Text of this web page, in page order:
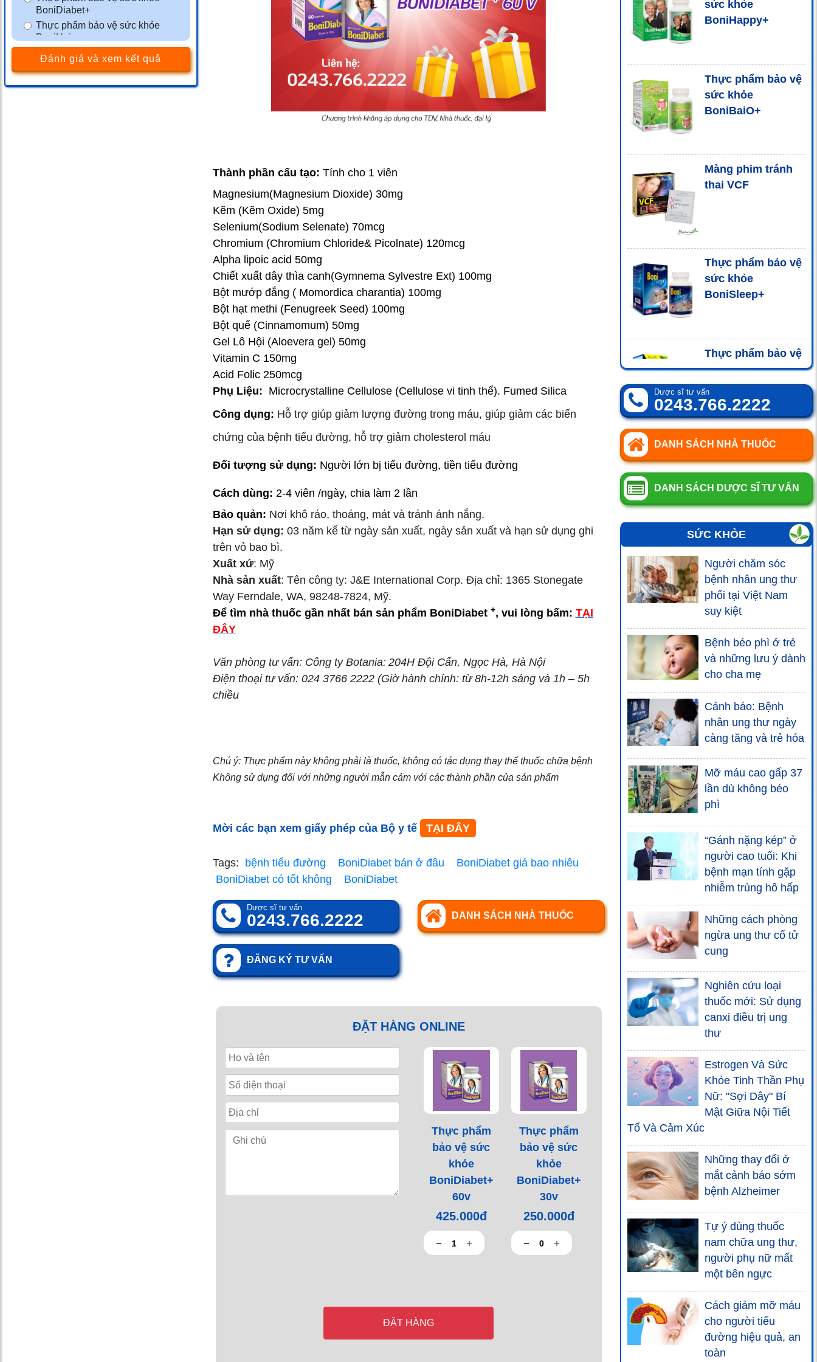
BoniDiabet+
Thực phẩm bảo vệ sức khỏe
BoniHair
Thực phẩm bảo vệ sức khỏe
BoniSleep+
BoniSeal+
Đánh giá và xem kết quả
Thành phần cấu tạo: Tính cho 1 viên
Magnesium(Magnesium Dioxide) 30mg
Kẽm (Kẽm Oxide) 5mg
Selenium(Sodium Selenate) 70mcg
Chromium (Chromium Chloride& Picolnate) 120mcg
Alpha lipoic acid 50mg
Chiết xuất dây thìa canh(Gymnema Sylvestre Ext) 100mg
Bột mướp đắng ( Momordica charantia) 100mg
Bột hạt methi (Fenugreek Seed) 100mg
Bột quế (Cinnamomum) 50mg
Gel Lô Hội (Aloevera gel) 50mg
Vitamin C 150mg
Acid Folic 250mcg
Phụ Liệu: Microcrystalline Cellulose (Cellulose vi tinh thể). Fumed Silica
Công dụng: Hỗ trợ giúp giảm lượng đường trong máu, giúp giảm các biến
chứng của bệnh tiểu đường, hỗ trợ giảm cholesterol máu
Đối tượng sử dụng: Người lớn bị tiểu đường, tiền tiểu đường
Cách dùng: 2-4 viên /ngày, chia làm 2 lần
Bảo quản: Nơi khô ráo, thoáng, mát và tránh ánh nắng.
Hạn sử dụng: 03 năm kể từ ngày sản xuất, ngày sản xuất và hạn sử dụng ghi
trên vỏ bao bì.
Xuất xứ: Mỹ
Nhà sản xuất: Tên công ty: J&E International Corp. Địa chỉ: 1365 Stonegate
Way Ferndale, WA, 98248-7824, Mỹ.
Để tìm nhà thuốc gần nhất bán sản phẩm BoniDiabet +, vui lòng bấm: TẠI
ĐÂY
Văn phòng tư vấn: Công ty Botania: 204H Đội Cấn, Ngọc Hà, Hà Nội
Điện thoại tư vấn: 024 3766 2222 (Giờ hành chính: từ 8h-12h sáng và 1h – 5h
chiều
Chú ý: Thực phẩm này không phải là thuốc, không có tác dụng thay thế thuốc chữa bệnh
Không sử dụng đối với những người mẫn cảm với các thành phần của sản phẩm
Mời các bạn xem giấy phép của Bộ y tế TẠI ĐÂY
Tags: bệnh tiểu đường BoniDiabet bán ở đâu
BoniDiabet giá bao nhiêu
BoniDiabet có tốt không
BoniDiabet
Dược sĩ tư vấn
0243.766.2222 DANH SÁCH NHÀ THUỐC
ĐĂNG KÝ TƯ VẤN
ĐẶT HÀNG ONLINE
Thực phẩm
bảo vệ sức
khỏe
BoniDiabet+
60v
425.000đ
Thực phẩm
bảo vệ sức
khỏe
BoniDiabet+
30v
250.000đ
ĐẶT HÀNG
sức khỏe
BoniHappy+
Thực phẩm bảo vệ
sức khỏe
BoniBaiO+
Màng phim tránh
thai VCF
Thực phẩm bảo vệ
sức khỏe
BoniSleep+
Thực phẩm bảo vệ
sức khỏe
BoniVein+
Thực phẩm bảo vệ
sức khỏe
BoniHappy+
Thực phẩm bảo vệ
sức khỏe
BoniDetox
Thực phẩm bảo vệ
BoniKiddy+
sức khỏe
BoniGut+
Nước súc miệng
Boni-Smok
Thực phẩm bảo vệ
sức khỏe
Thực phẩm bảo vệ
sức khỏe
BoniDiabet+
Thực phẩm bảo vệ
sức khỏe
BoniVein+
Thực phẩm bảo vệ
sức khỏe BoniHair
Thực phẩm bảo vệ
sức khỏe
BoniBaiO+
Thực phẩm bảo vệ
sức khỏe
Dược sĩ tư vấn
0243.766.2222
DANH SÁCH NHÀ THUỐC
DANH SÁCH DƯỢC SĨ TƯ VẤN
SỨC KHỎE
Người chăm sóc
bệnh nhân ung thư
phổi tại Việt Nam
suy kiệt
Bệnh béo phì ở trẻ
và những lưu ý dành
cho cha mẹ
Cảnh báo: Bệnh
nhân ung thư ngày
càng tăng và trẻ hóa
Mỡ máu cao gấp 37
lần dù không béo
phì
“Gánh nặng kép” ở
người cao tuổi: Khi
bệnh mạn tính gặp
nhiễm trùng hô hấp
Những cách phòng
ngừa ung thư cổ tử
cung
Nghiên cứu loại
thuốc mới: Sử dụng
canxi điều trị ung
thư
Estrogen Và Sức
Khỏe Tinh Thần Phụ
Nữ: "Sợi Dây" Bí
Mật Giữa Nội Tiết
Tố Và Cảm Xúc
Những thay đổi ở
mắt cảnh báo sớm
bệnh Alzheimer
Tự ý dùng thuốc
nam chữa ung thư,
người phụ nữ mất
một bên ngực
Cách giảm mỡ máu
cho người tiểu
đường hiệu quả, an
toàn